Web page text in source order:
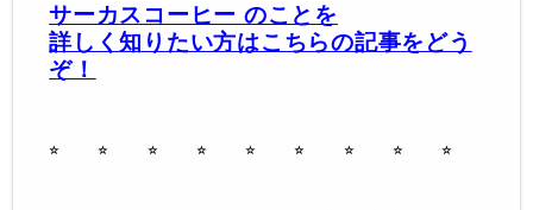
サーカスコーヒー のことを
詳しく知りたい方はこちらの記事をどう
ぞ！
⭐︎ ⭐︎ ⭐︎ ⭐︎ ⭐︎ ⭐︎ ⭐︎ ⭐︎ ⭐︎